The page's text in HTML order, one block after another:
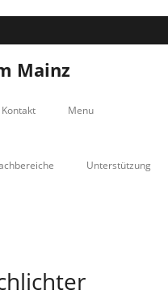
Mainz
Kontakt Menu
Unterstützung